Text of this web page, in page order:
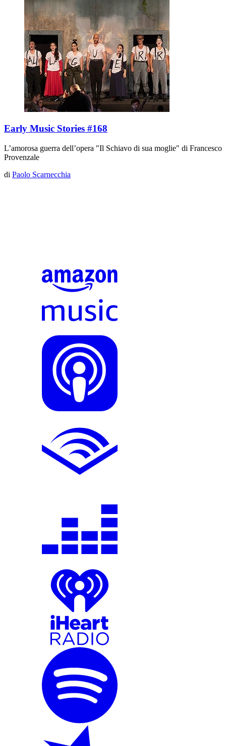
Early Music Stories #168
L’amorosa guerra dell’opera "Il Schiavo di sua moglie" di Francesco
Provenzale
di Paolo Scarnecchia